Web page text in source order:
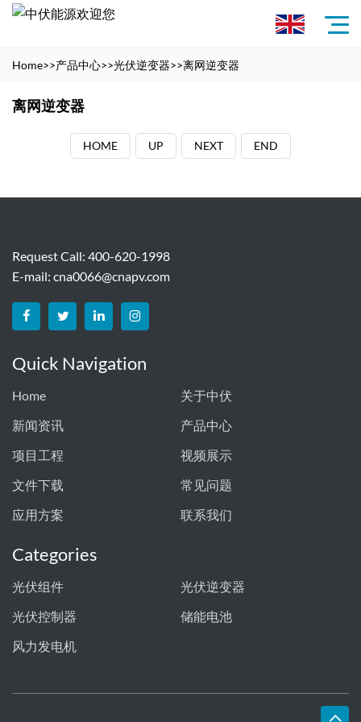
Home>>产品中心>>光伏逆变器>>离网逆变器
离网逆变器
HOME UP NEXT END
Request Call: 400-620-1998
E-mail: cna0066@cnapv.com
Quick Navigation
Home
关于中伏
新闻资讯
产品中心
项目工程
视频展示
文件下载
常见问题
应用方案
联系我们
Categories
光伏组件
光伏逆变器
光伏控制器
储能电池
风力发电机